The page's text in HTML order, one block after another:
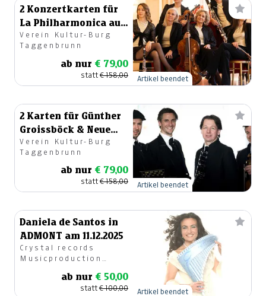
2 Konzertkarten für
La Philharmonica auf
Burg Taggenbrunn
Verein Kultur-Burg
Taggenbrunn
ab nur € 79,00
statt€ 158,00 Artikel beendet
2 Karten für Günther
Groissböck & Neue
Wiener Concert
Schrammeln
Verein Kultur-Burg
Taggenbrunn
ab nur € 79,00
statt€ 158,00 Artikel beendet
Daniela de Santos in
ADMONT am 11.12.2025
Crystal records
Musicproduction
ab nur € 50,00
statt€ 100,00 Artikel beendet